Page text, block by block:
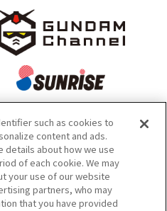
が含まれております。あらかじめご
ださい。
します。お問い合せ先は次をご覧く
such as cookies to
content and ads.
details about how we use
of each cookie. We may
your use of our website
partners, who may
that you have provided